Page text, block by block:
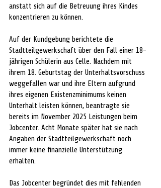
anstatt sich auf die Betreuung ihres Kindes
konzentrieren zu können.
Auf der Kundgebung berichtete die
Stadtteilgewerkschaft über den Fall einer 18-
jährigen Schülerin aus Celle. Nachdem mit
ihrem 18. Geburtstag der Unterhaltsvorschuss
weggefallen war und ihre Eltern aufgrund
ihres eigenen Existenzminimums keinen
Unterhalt leisten können, beantragte sie
bereits im November 2025 Leistungen beim
Jobcenter. Acht Monate später hat sie nach
Angaben der Stadtteilgewerkschaft noch
immer keine finanzielle Unterstützung
erhalten.
Das Jobcenter begründet dies mit fehlenden